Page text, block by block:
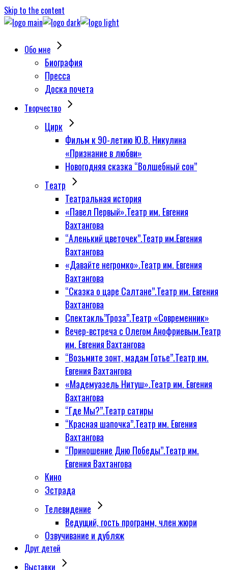
Skip to the content
Обо мне
Биография
Пресса
Доска почета
Творчество
Цирк
Фильм к 90-летию Ю.В. Никулина
«Признание в любви»
Новогодняя сказка “Волшебный сон”
Tеатр
Театральная история
«Павел Первый».Театр им. Евгения
Вахтангова
“Аленький цветочек”.Театр им.Евгения
Вахтангова
«Давайте негромко».Театр им. Евгения
Вахтангова
“Сказка о царе Салтане”.Театр им. Евгения
Вахтангова
Спектакль”Гроза”.Театр «Современник»
Вечер-встреча с Олегом Анофриевым.Театр
им. Евгения Вахтангова
“Возьмите зонт, мадам Готье”.Театр им.
Евгения Вахтангова
«Мадемуазель Нитуш».Театр им. Евгения
Вахтангова
“Где Мы?”.Театр сатиры
“Красная шапочка”.Театр им. Евгения
Вахтангова
“Приношение Дню Победы”.Театр им.
Евгения Вахтангова
Кино
Эстрада
Телевидение
Ведущий, гость программ, член жюри
Озвучивание и дубляж
Друг детей
Выставки